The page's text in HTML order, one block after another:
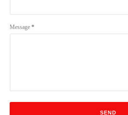
Message *